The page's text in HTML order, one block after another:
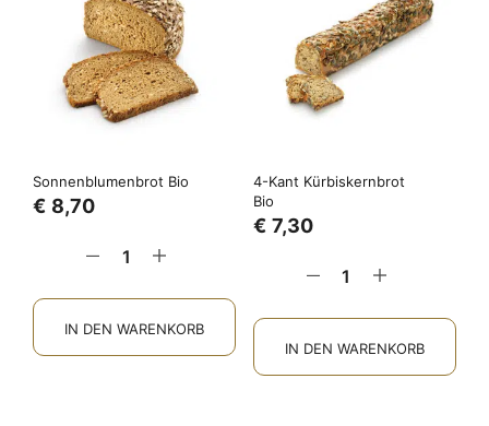
Sonnenblumenbrot Bio
€ 8,70
IN DEN WARENKORB
4-Kant Kürbiskernbrot
Bio
€ 7,30
IN DEN WARENKORB